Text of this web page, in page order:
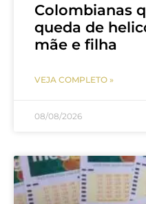
Colombianas
queda de
mãe e filha
VEJA COMPLETO »
08/08/2026